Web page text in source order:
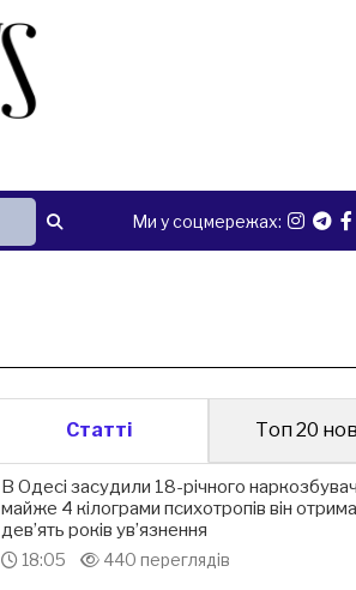
Ми у соцмережах:
Статті Топ 20
В Одесі засудили 18-річного
майже 4 кілограми психотропів він
дев’ять років ув’язнення
18:05 440 переглядів